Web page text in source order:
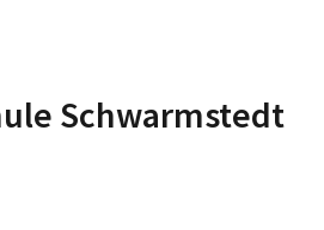
Schwarmstedt